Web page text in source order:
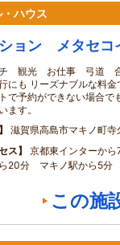
ハウス
ョン メタセコ
チ 観光 お仕事 弓道
にも リーズナブルな料
で予約ができない場合で
ます。
滋賀県高島市マキノ町
ス
京都東インターか
20分 マキノ駅から5分
この施